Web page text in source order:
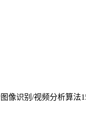
识别/视频分析算法